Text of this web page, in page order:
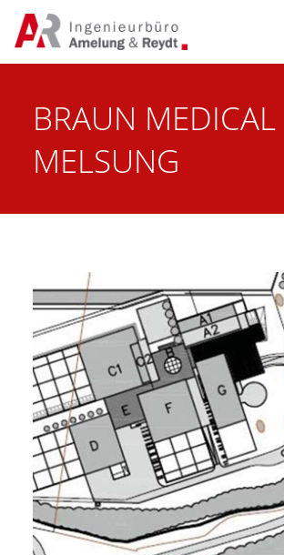
BRAUN MEDICAL
MELSUNG